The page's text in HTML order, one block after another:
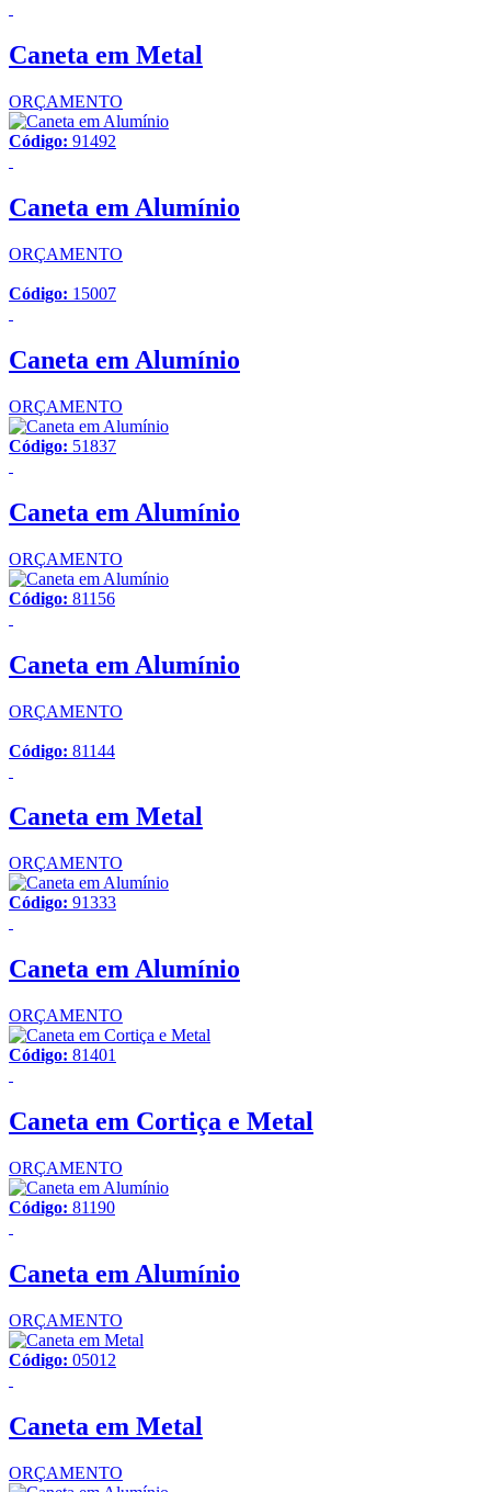
Caneta em Metal
ORÇAMENTO
Código: 91492
Caneta em Alumínio
ORÇAMENTO
Código: 15007
Caneta em Alumínio
ORÇAMENTO
Código: 51837
Caneta em Alumínio
ORÇAMENTO
Código: 81156
Caneta em Alumínio
ORÇAMENTO
Código: 81144
Caneta em Metal
ORÇAMENTO
Código: 91333
Caneta em Alumínio
ORÇAMENTO
Código: 81401
Caneta em Cortiça e Metal
ORÇAMENTO
Código: 81190
Caneta em Alumínio
ORÇAMENTO
Código: 05012
Caneta em Metal
ORÇAMENTO